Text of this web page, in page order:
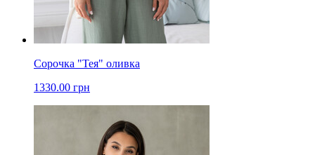
Сорочка "Тея" оливка
1330.00 грн